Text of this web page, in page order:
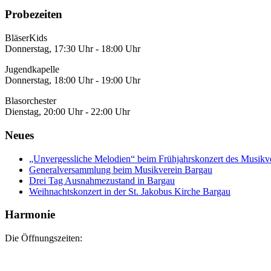
Probezeiten
BläserKids
Donnerstag, 17:30 Uhr - 18:00 Uhr
Jugendkapelle
Donnerstag, 18:00 Uhr - 19:00 Uhr
Blasorchester
Dienstag, 20:00 Uhr - 22:00 Uhr
Neues
„Unvergessliche Melodien“ beim Frühjahrskonzert des
Generalversammlung beim Musikverein Bargau
Drei Tag Ausnahmezustand in Bargau
Weihnachtskonzert in der St. Jakobus Kirche Bargau
Harmonie
Die Öffnungszeiten: